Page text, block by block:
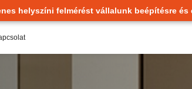
helyszíni felmérést vállalunk beépítésre és